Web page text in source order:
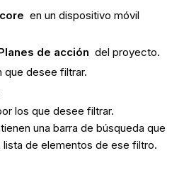
en un dispositivo móvil
de acción del proyecto.
que desee filtrar.
los que desee filtrar.
una barra de búsqueda que
de elementos de ese filtro.